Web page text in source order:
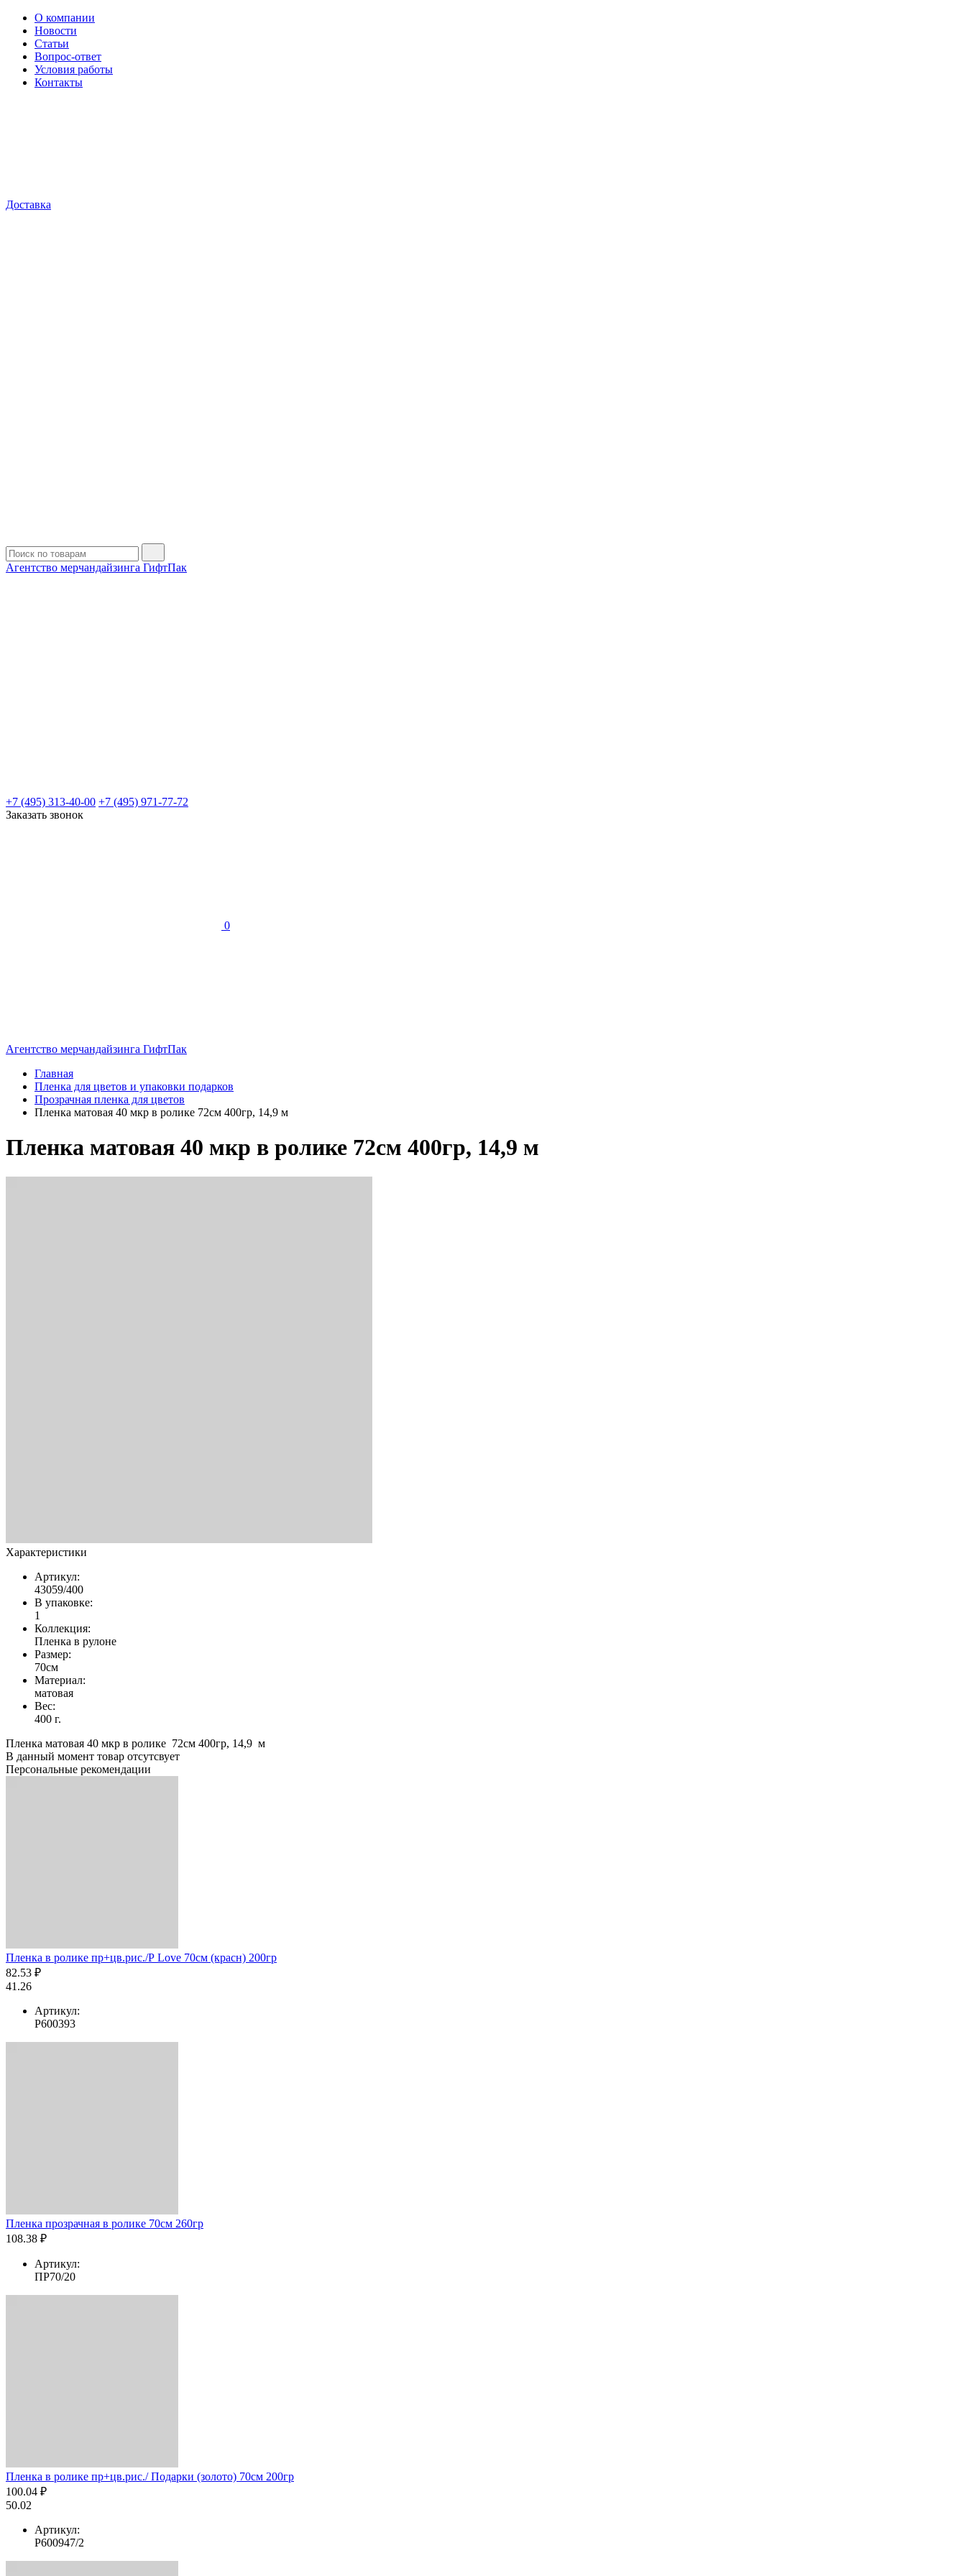
О компании
Новости
Статьи
Вопрос-ответ
Условия работы
Контакты
Доставка
Агентство мерчандайзинга ГифтПак
+7 (495) 313-40-00 +7 (495) 971-77-72
Заказать звонок
0
Агентство мерчандайзинга ГифтПак
Главная
Пленка для цветов и упаковки подарков
Прозрачная пленка для цветов
Пленка матовая 40 мкр в ролике 72см 400гр, 14,9 м
Пленка матовая 40 мкр в ролике 72см 400гр, 14,9 м
Характеристики
Артикул:
43059/400
В упаковке:
1
Коллекция:
Пленка в рулоне
Размер:
70см
Материал:
матовая
Вес:
400 г.
Пленка матовая 40 мкр в ролике 72см 400гр, 14,9 м
В данный момент товар отсутсвует
Персональные рекомендации
Пленка в ролике пр+цв.рис./Р Love 70см (красн) 200гр
82.53 ₽
41.26
Артикул:
Р600393
Пленка прозрачная в ролике 70см 260гр
108.38 ₽
Артикул:
ПР70/20
Пленка в ролике пр+цв.рис./ Подарки (золото) 70см 200гр
100.04 ₽
50.02
Артикул:
Р600947/2